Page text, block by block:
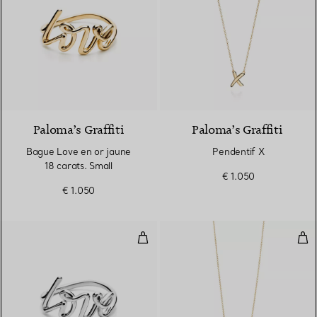
2 Matériaux
Paloma’s Graffiti
Bague Love en or jaune
18 carats. Small
€ 1.050
Paloma’s Graffiti
Pendentif X
€ 1.050
Bague Love en argent 925